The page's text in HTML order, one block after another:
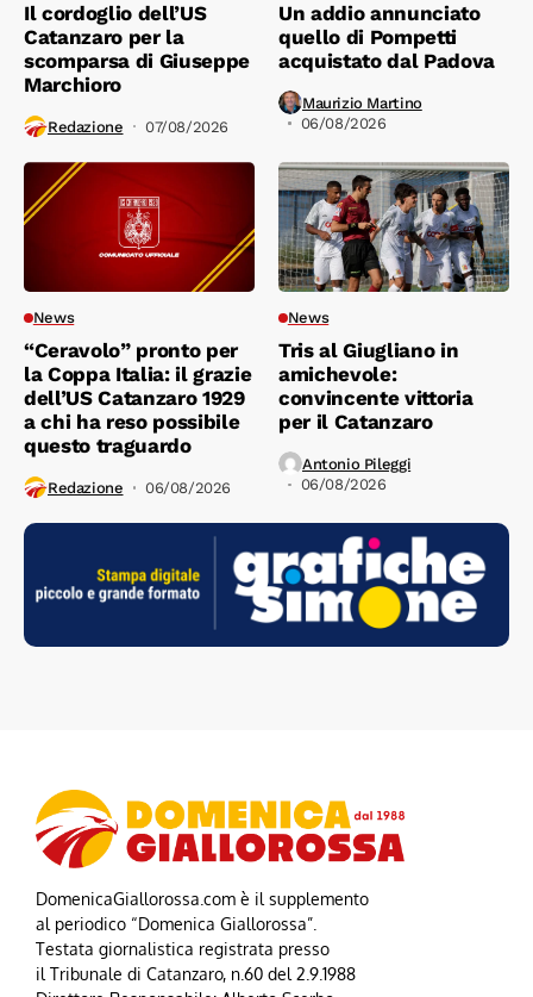
Il cordoglio dell’US
Catanzaro per la
scomparsa di Giuseppe
Marchioro
Redazione 07/08/2026
Un addio annunciato
quello di Pompetti
acquistato dal Padova
Maurizio Martino
06/08/2026
News
“Ceravolo” pronto per
la Coppa Italia: il grazie
dell’US Catanzaro 1929
a chi ha reso possibile
questo traguardo
Redazione 06/08/2026
News
Tris al Giugliano in
amichevole:
convincente vittoria
per il Catanzaro
Antonio Pileggi
06/08/2026
DomenicaGiallorossa.com è il supplemento
al periodico “Domenica Giallorossa”.
Testata giornalistica registrata presso
il Tribunale di Catanzaro, n.60 del 2.9.1988